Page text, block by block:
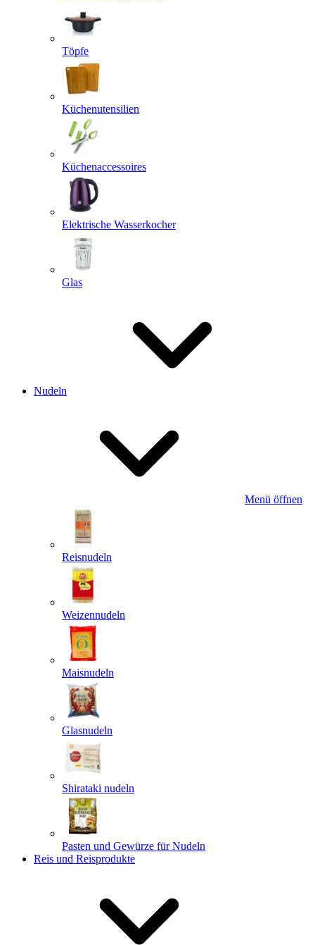
Töpfe
Küchenutensilien
Küchenaccessoires
Elektrische Wasserkocher
Glas
Nudeln
Menü öffnen
Reisnudeln
Weizennudeln
Maisnudeln
Glasnudeln
Shirataki nudeln
Pasten und Gewürze für Nudeln
Reis und Reisprodukte